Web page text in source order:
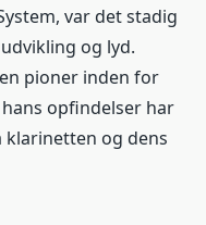
var det stadig
og lyd.
pioner inden for
opfindelser har
klarinetten og dens